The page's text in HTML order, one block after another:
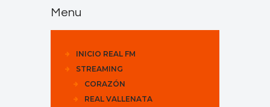
Menu
INICIO REAL FM
STREAMING
CORAZÓN
REAL VALLENATA